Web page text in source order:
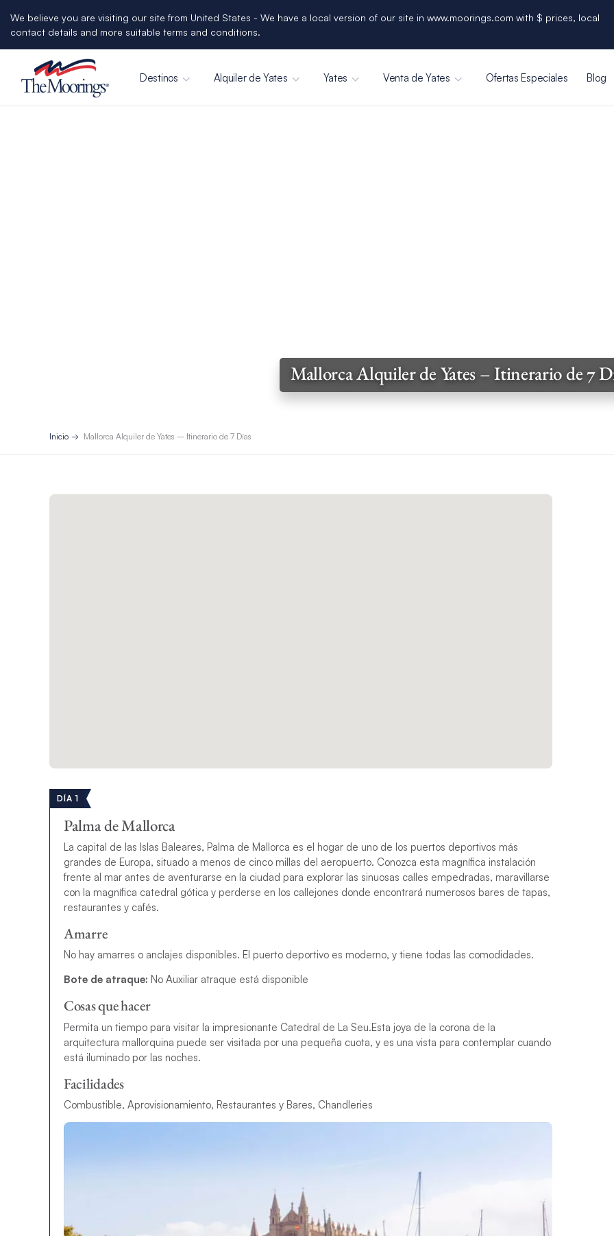
We believe you are visiting our site from United States - We have a local version of our site in www.moorings.com with $ prices, local
contact details and more suitable terms and conditions.
Destinos Alquiler de Yates Yates Venta de Yates Ofertas Especiales Blog
Mallorca Alquiler de Yates – Itinerario de 7
Inicio Mallorca Alquiler de Yates – Itinerario de 7 Días
DÍA 1
Palma de Mallorca
La capital de las Islas Baleares, Palma de Mallorca es el hogar de uno de los puertos deportivos más
grandes de Europa, situado a menos de cinco millas del aeropuerto. Conozca esta magnífica instalación
frente al mar antes de aventurarse en la ciudad para explorar las sinuosas calles empedradas, maravillarse
con la magnífica catedral gótica y perderse en los callejones donde encontrará numerosos bares de tapas,
restaurantes y cafés.
Amarre
No hay amarres o anclajes disponibles. El puerto deportivo es moderno, y tiene todas las comodidades.
Bote de atraque: No Auxiliar atraque está disponible
Cosas que hacer
Permita un tiempo para visitar la impresionante Catedral de La Seu.Esta joya de la corona de la
arquitectura mallorquina puede ser visitada por una pequeña cuota, y es una vista para contemplar cuando
está iluminado por las noches.
Facilidades
Combustible, Aprovisionamiento, Restaurantes y Bares, Chandleries